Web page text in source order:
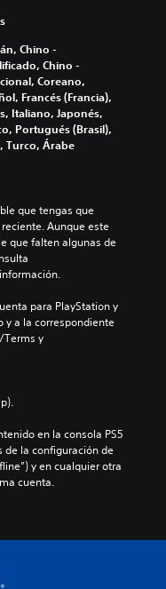
Chino -
Chino -
Coreano,
Francés (Francia),
Italiano, Japonés,
Portugués (Brasil),
Turco, Árabe
que tengas que
Aunque este
que falten algunas de
para PlayStation y
y a la correspondiente
Terms y
en la consola PS5
de la configuración de
y en cualquier otra
cuenta.